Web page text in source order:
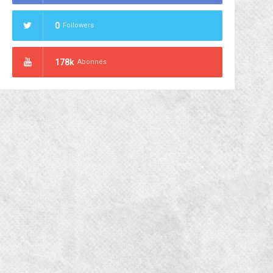
0 Followers
178k Abonnés